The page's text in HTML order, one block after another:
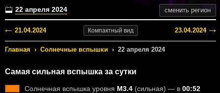
22 апреля 2024 сменить регион
21.04.2024 Компактный вид 23.04.2024
Главная › Солнечные вспышки › 22 апреля 2024
Самая сильная вспышка за сутки
Солнечная вспышка уровня M3.4 (сильная) — в 00:52